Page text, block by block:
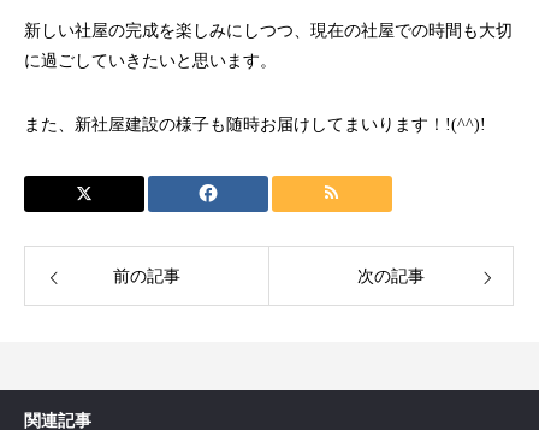
新しい社屋の完成を楽しみにしつつ、現在の社屋での時間も大切
に過ごしていきたいと思います。
また、新社屋建設の様子も随時お届けしてまいります！!(^^)!
前の記事 次の記事
関連記事